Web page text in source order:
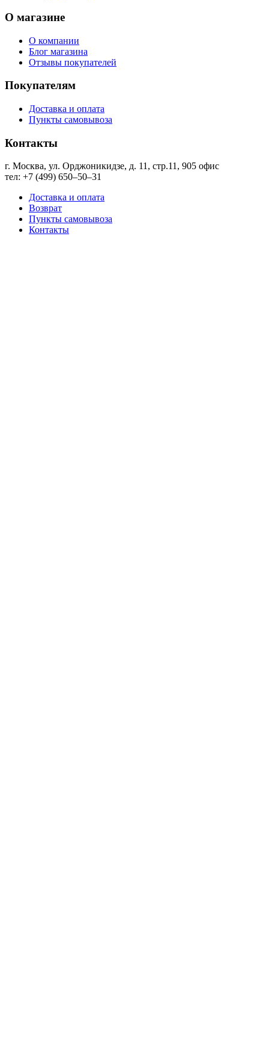
О магазине
О компании
Блог магазина
Отзывы покупателей
Покупателям
Доставка и оплата
Пункты самовывоза
Контакты
г. Москва, ул. Орджоникидзе, д. 11, стр.11, ​905 офис
тел: +7 (499) 650‒50‒31
Доставка и оплата
Возврат
Пункты самовывоза
Контакты